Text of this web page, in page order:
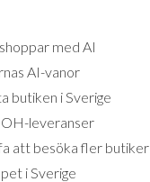
med AI
AI-vanor
butiken i Sverige
leveranser
att besöka fler butiker
i Sverige